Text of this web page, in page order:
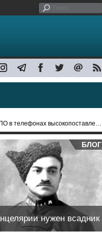
высокопоставленных чиновников РФ
БЛОГ
нужен всадник